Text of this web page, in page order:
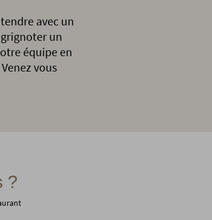
avec un
un
équipe en
vous
?